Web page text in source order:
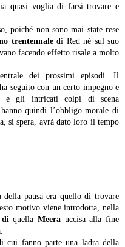
quasi voglia di farsi trovare e
poiché non sono mai state rese
trentennaledi Red né sul suo
facendo effetto risale a molto
dei prossimi episodi. Il
seguito con un certo impegno e
e gli intricati colpi di scena
quindi l’obbligo morale di
si spera, avrà dato loro il tempo
pausa era quello di trovare
motivo viene introdotta, nella
quella Meera uccisa alla fine
cui fanno parte una ladra della